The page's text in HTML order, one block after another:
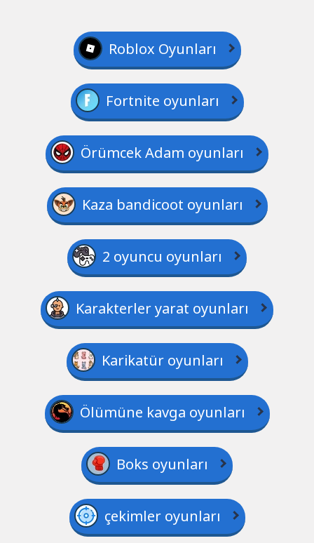
Roblox Oyunları
Fortnite oyunları
Örümcek Adam oyunları
Kaza bandicoot oyunları
2 oyuncu oyunları
Karakterler yarat oyunları
Karikatür oyunları
Ölümüne kavga oyunları
Boks oyunları
çekimler oyunları